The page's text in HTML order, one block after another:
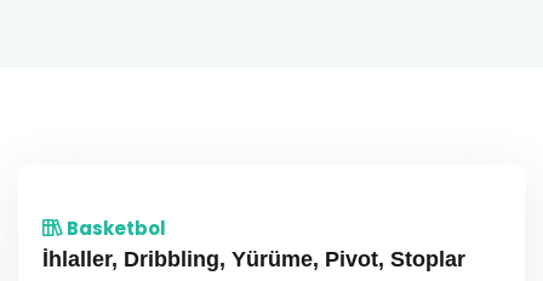
Basketbol
İhlaller, Dribbling, Yürüme, Pivot, Stoplar